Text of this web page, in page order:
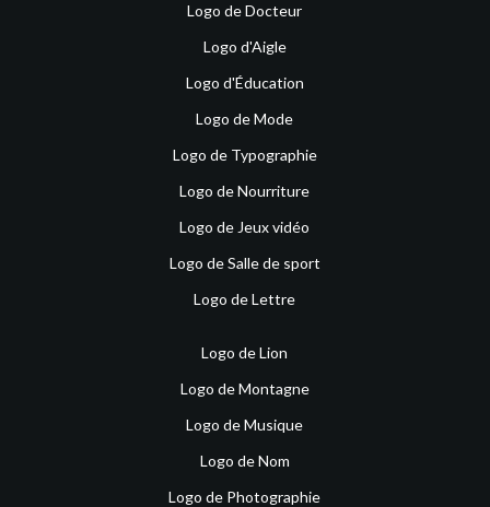
Logo de Docteur
Logo d'Aigle
Logo d'Éducation
Logo de Mode
Logo de Typographie
Logo de Nourriture
Logo de Jeux vidéo
Logo de Salle de sport
Logo de Lettre
Logo de Lion
Logo de Montagne
Logo de Musique
Logo de Nom
Logo de Photographie